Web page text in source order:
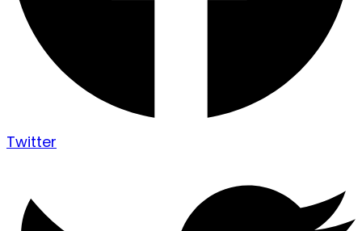
Twitter